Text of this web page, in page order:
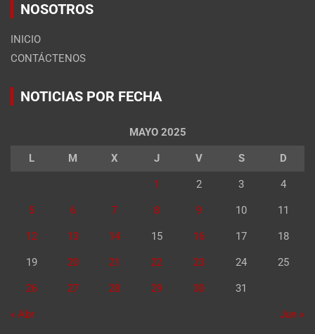
NOSOTROS
INICIO
CONTÁCTENOS
NOTICIAS POR FECHA
MAYO 2025
L M X J V S D
1 2 3 4
5 6 7 8 9 10 11
12 13 14 15 16 17 18
19 20 21 22 23 24 25
26 27 28 29 30 31
« Abr Jun »